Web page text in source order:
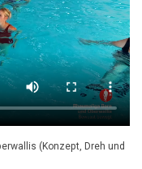
(Konzept, Dreh und